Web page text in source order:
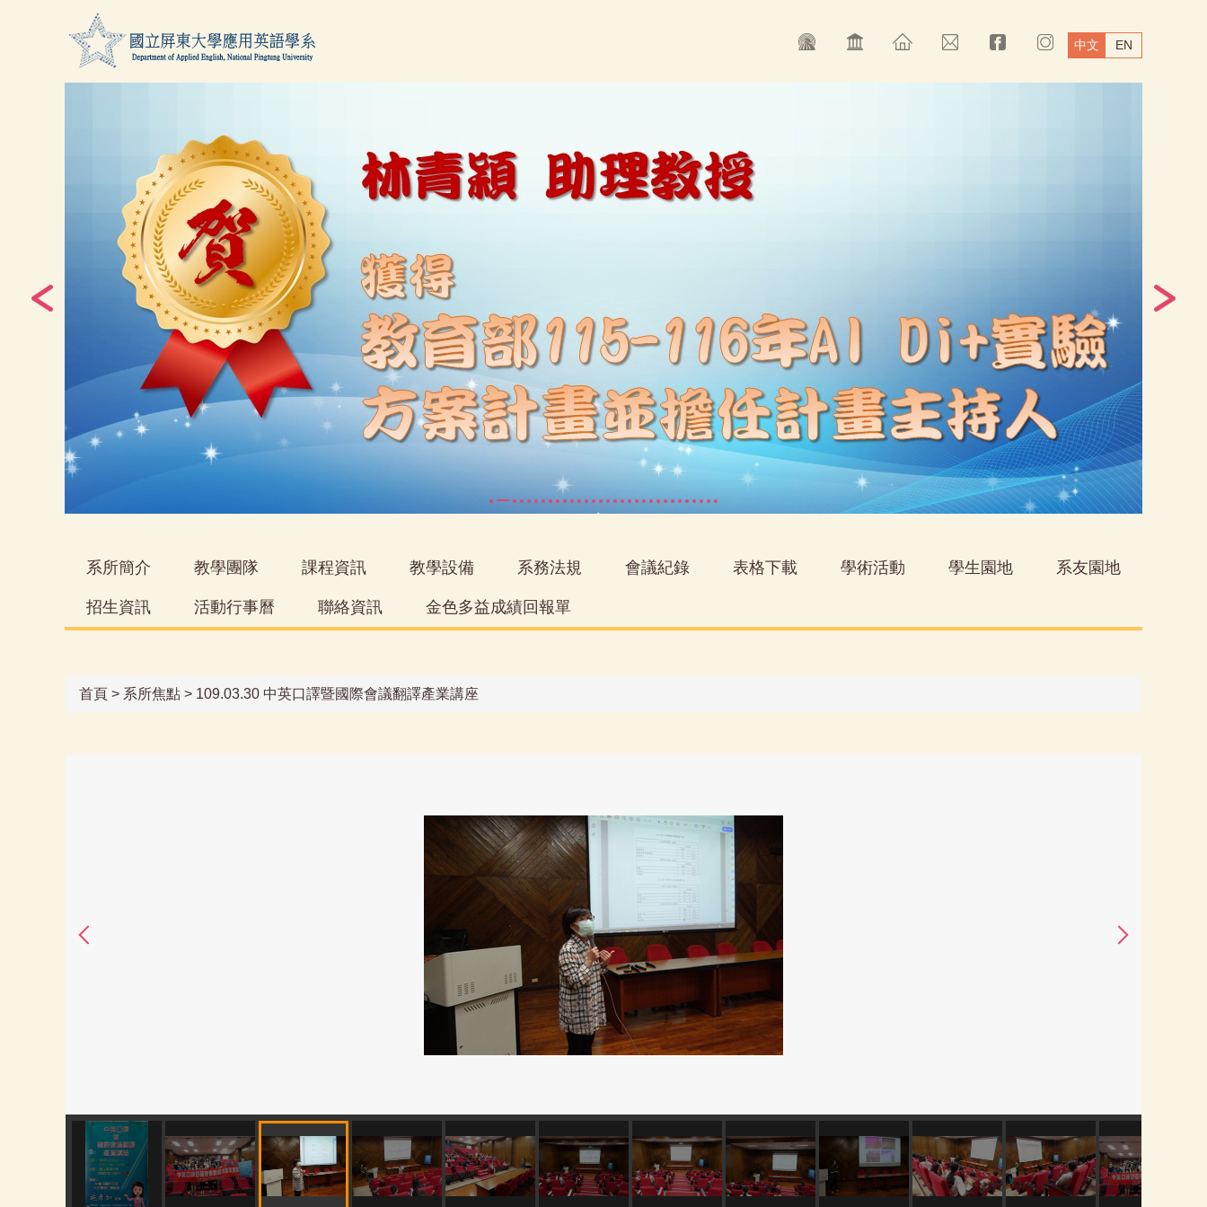
中文 EN
系所簡介 教學團隊 課程資訊 教學設備 系務法規 會議紀錄 表格下載 學術活動 學生園地 系友園地
招生資訊 活動行事曆 聯絡資訊 金色多益成績回報單
首頁 > 系所焦點 > 109.03.30 中英口譯暨國際會議翻譯產業講座